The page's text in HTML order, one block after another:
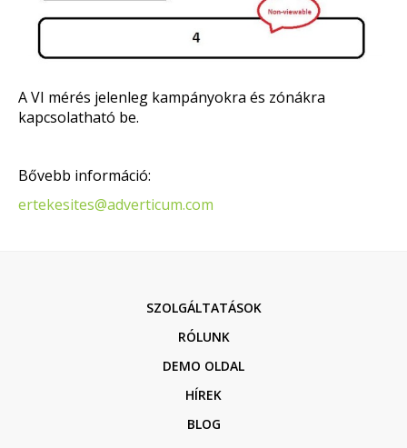
A VI mérés jelenleg kampányokra és zónákra
kapcsolatható be.
Bővebb információ:
ertekesites@adverticum.com
SZOLGÁLTATÁSOK
RÓLUNK
DEMO OLDAL
HÍREK
BLOG